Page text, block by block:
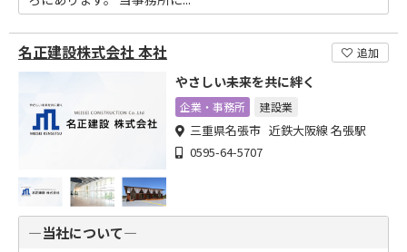
名正建設株式会社 本社 追加
やさしい未来を共に絆く
企業・事務所 建設業
三重県名張市 近鉄大阪線 名張駅
0595-64-5707
―当社について―